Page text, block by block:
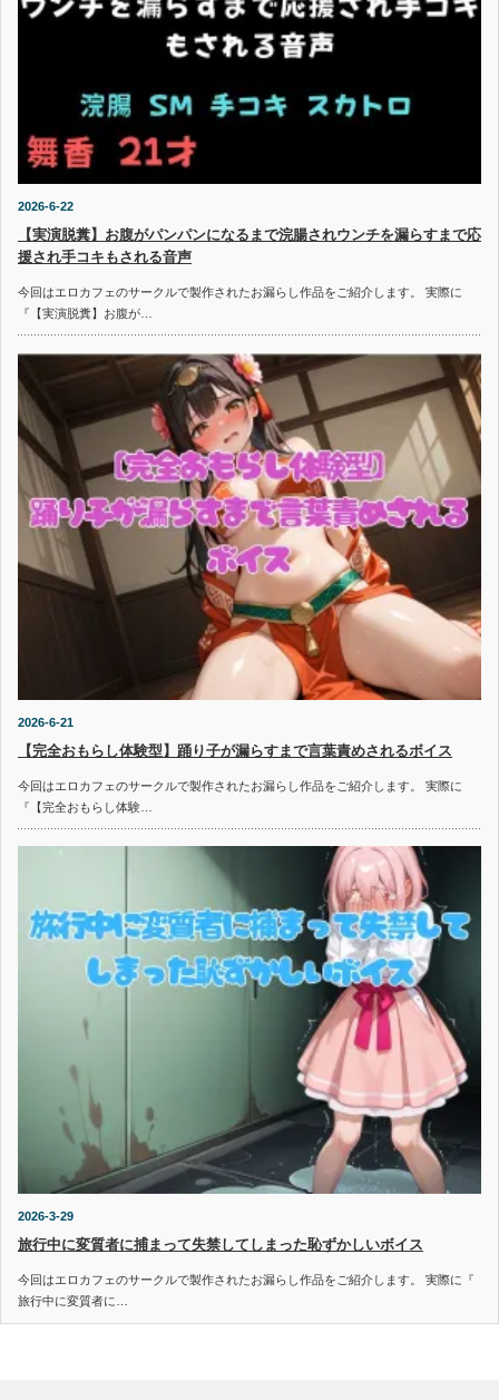
2026-6-22
【実演脱糞】お腹がパンパンになるまで浣腸されウンチを漏らすまで応
援され手コキもされる音声
今回はエロカフェのサークルで製作されたお漏らし作品をご紹介します。 実際に
『【実演脱糞】お腹が…
2026-6-21
【完全おもらし体験型】踊り子が漏らすまで言葉責めされるボイス
今回はエロカフェのサークルで製作されたお漏らし作品をご紹介します。 実際に
『【完全おもらし体験…
2026-3-29
旅行中に変質者に捕まって失禁してしまった恥ずかしいボイス
今回はエロカフェのサークルで製作されたお漏らし作品をご紹介します。 実際に『
旅行中に変質者に…